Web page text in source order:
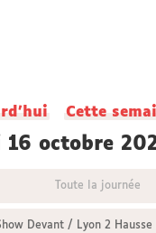
Cette
16 octobre
Toute la journée
Devant / Lyon 2 Hausse